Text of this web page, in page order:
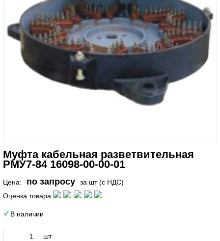
Муфта кабельная разветвительная
РМУ7-84 16098-00-00-01
Цена: по запросу
за шт (с НДС)
Оценка товара
В наличии
шт